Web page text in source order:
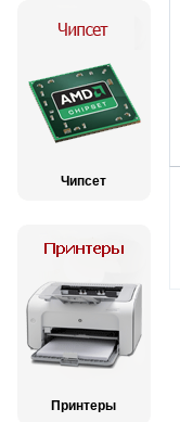
Чипсет
Принтеры